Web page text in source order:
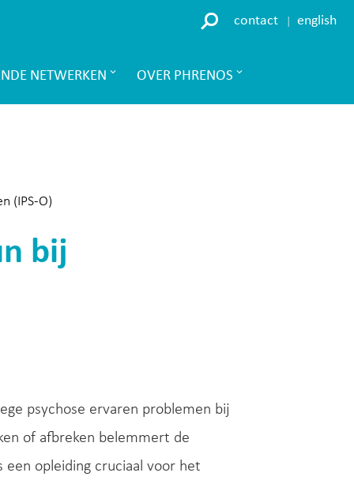
contact english
NETWERKEN OVER PHRENOS
(IPS-O)
bij
psychose ervaren problemen bij
of afbreken belemmert de
opleiding cruciaal voor het